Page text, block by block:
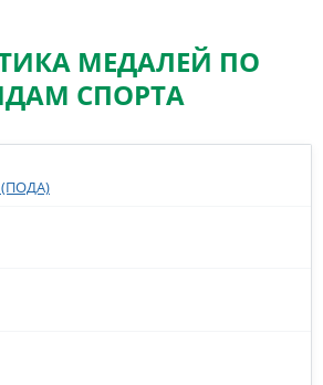
МЕДАЛЕЙ ПО
СПОРТА
ПО ВИДАМ СПОРТА
(ПОДА)